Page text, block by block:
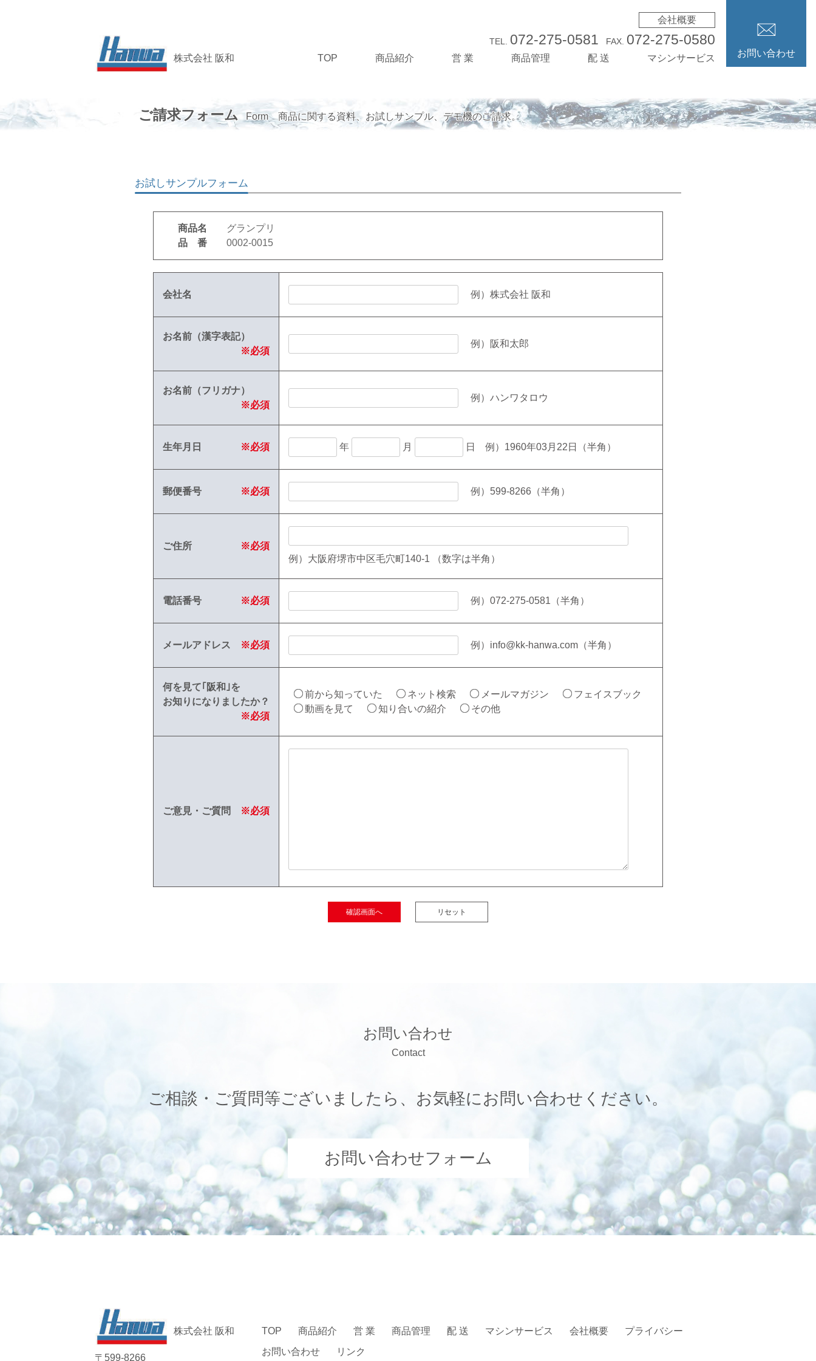
株式会社 阪和
会社概要
TEL. 072-275-0581 FAX. 072-275-0580
TOP 商品紹介 営 業 商品管理 配 送 マシンサービス お問い合わせ
ご請求フォーム Form 商品に関する資料、お試しサンプル、デモ機のご請求。
お試しサンプルフォーム
商品名
品 番
会社名 例）株式会社 阪和
お名前（漢字表記）
※必須
例）阪和太郎
お名前（フリガナ）
※必須
例）ハンワタロウ
生年月日 ※必須 年 月 日 例）1960年03月22日（半角）
郵便番号 ※必須 例）599-8266（半角）
ご住所
※必須
例）大阪府堺市中区毛穴町140-1 （数字は半角）
電話番号 ※必須 例）072-275-0581（半角）
メールアドレス ※必須 例）info@kk-hanwa.com（半角）
何を見て｢阪和｣を
お知りになりましたか？
※必須
前から知っていた ネット検索 メールマガジン
フェイスブック
動画を見て
知り合いの紹介 その他
ご意見・ご質問 ※必須
お問い合わせ
Contact
ご相談・ご質問等ございましたら、お気軽にお問い合わせください。
お問い合わせフォーム
株式会社 阪和
〒599-8266
TOP 商品紹介 営 業 商品管理 配 送 マシンサービス 会社概要
プライバシー
お問い合わせ
リンク